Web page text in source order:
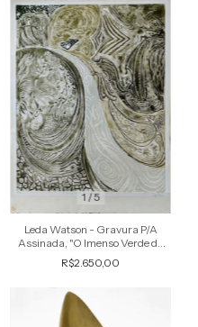
1 /5
Leda Watson - Gravura P/A
Assinada, "O Imenso Verde da
Esperança", com Forte Relevo
R$2.650,00